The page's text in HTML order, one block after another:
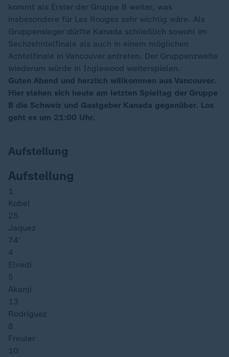
kommt als Erster der Gruppe B weiter, was
insbesondere für Les Rouges sehr wichtig wäre. Als
Gruppensieger dürfte Kanada schließlich sowohl im
Sechzehntelfinale als auch in einem möglichen
Achtelfinale in Vancouver antreten. Der Gruppenzweite
wiederum würde in Inglewood weiterspielen.
Guten Abend und herzlich willkommen aus Vancouver.
Hier stehen sich heute am letzten Spieltag der Gruppe
B die Schweiz und Gastgeber Kanada gegenüber. Los
geht es um 21:00 Uhr.
Aufstellung
Aufstellung
1
Kobel
25
Jaquez
74′
4
Elvedi
5
Akanji
13
Rodríguez
8
Freuler
10